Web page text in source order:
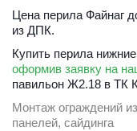
Цена перила Файнаг
из ДПК.
оформив заявку на
павильон Ж2.18 в ТК
Монтаж ограждений
панелей, сайдинга